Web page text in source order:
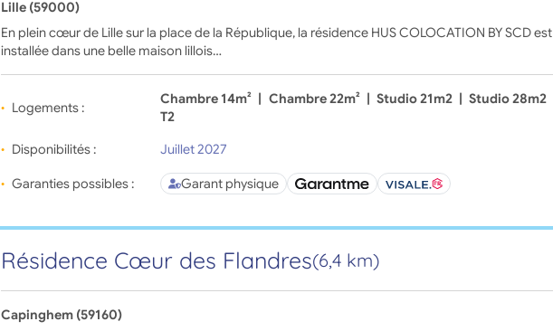
Lille (59000)
En plein cœur de Lille sur la place de la République, la résidence HUS COLOCATION BY SCD est
installée dans une belle maison lillois…
Logements :
Chambre 14m² | Chambre 22m² | Studio 21m2 | Studio 28m2
T2
Disponibilités :
Juillet 2027
Garanties possibles :
Garant physique
Résidence Cœur des Flandres(6,4 km)
Capinghem (59160)